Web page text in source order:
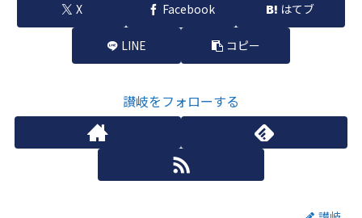
X Facebook はてブ
LINE コピー
讃岐をフォローする